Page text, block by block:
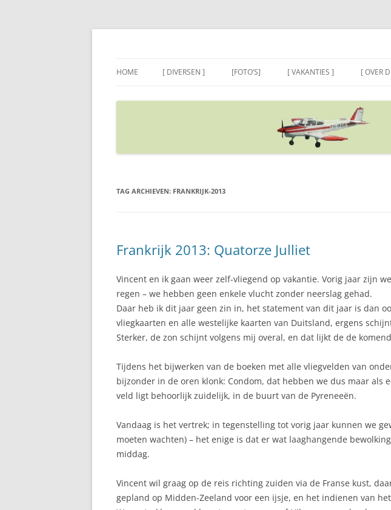
Ga
HOME [ DIVERSEN ] [FOTO’S] [ VAKANTIES ] [ OVER
TAG ARCHIEVEN: FRANKRIJK-2013
Frankrijk 2013: Quatorze Julliet
Vincent en ik gaan weer zelf-vliegend op vakantie. Vorig jaar zijn
regen – we hebben geen enkele vlucht zonder neerslag gehad.
Daar heb ik dit jaar geen zin in, het statement van dit jaar is dan
vliegkaarten en alle westelijke kaarten van Duitsland, ergens
Sterker, de zon schijnt volgens mij overal, en dat lijkt de de
Tijdens het bijwerken van de boeken met alle vliegvelden van
bijzonder in de oren klonk: Condom, dat hebben we dus maar als
veld ligt behoorlijk zuidelijk, in de buurt van de Pyreneeën.
Vandaag is het vertrek; in tegenstelling tot vorig jaar kunnen we
moeten wachten) – het enige is dat er wat laaghangende
middag.
Vincent wil graag op de reis richting zuiden via de Franse kust,
gepland op Midden-Zeeland voor een ijsje, en het indienen van